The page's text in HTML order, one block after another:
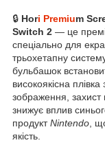
🔒 Hori Premium
Switch 2 — це
спеціально для
трьохетапну
бульбашок
високоякісна
зображення, захист
знижує вплив
продуктNintendo ,
якість.